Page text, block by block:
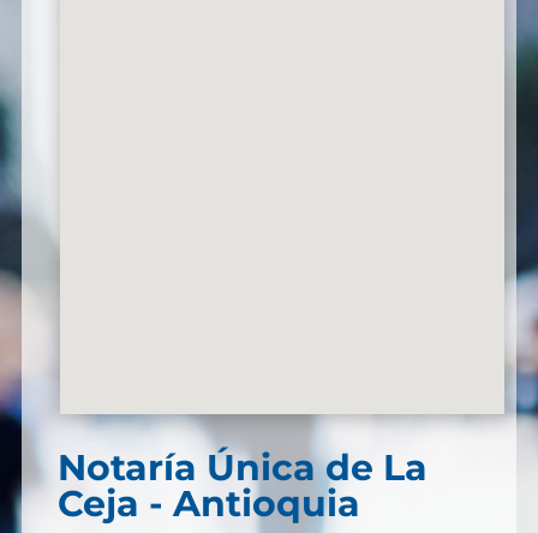
Notaría Única de La
Ceja - Antioquia